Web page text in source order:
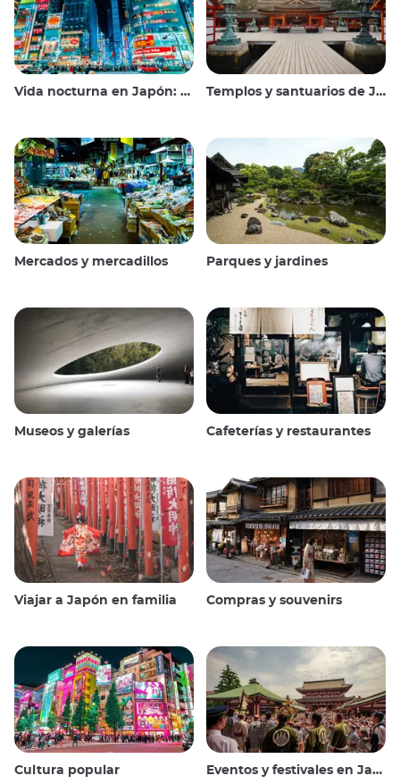
Vida nocturna en Japón: salir, ver y beber Templos y santuarios de Japón
Mercados y mercadillos Parques y jardines
Museos y galerías Cafeterías y restaurantes
Viajar a Japón en familia Compras y souvenirs
Cultura popular Eventos y festivales en Japón